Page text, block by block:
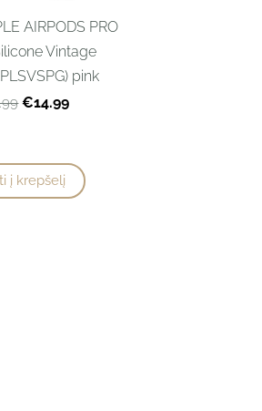
AIRPODS PRO
Vintage
pink
€14.99
į krepšelį